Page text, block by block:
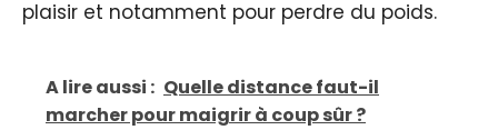
plaisir et notamment pour perdre du poids.
A lire aussi : Quelle distance faut-il
marcher pour maigrir à coup sûr ?